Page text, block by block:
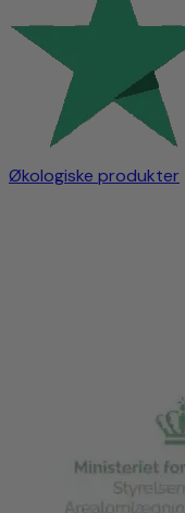
Økologiske produkter